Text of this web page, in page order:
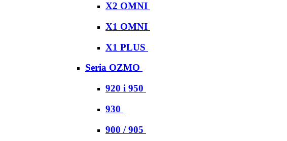
X2 OMNI
X1 OMNI
X1 PLUS
Seria OZMO
920 i 950
930
900 / 905